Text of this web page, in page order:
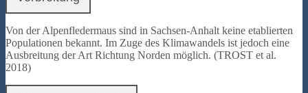
Von der Alpenfledermaus sind in Sachsen-Anhalt keine etablierten
Populationen bekannt. Im Zuge des Klimawandels ist jedoch eine
Ausbreitung der Art Richtung Norden möglich. (TROST et al.
2018)